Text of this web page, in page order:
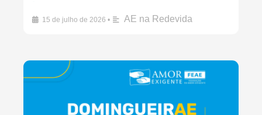
15 de julho de 2026 • AE na Redevida